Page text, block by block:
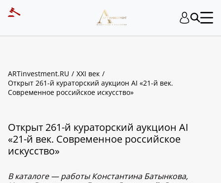
ARTinvestment.RU
XXI век
Открыт 261-й кураторский аукцион AI «21-й век.
Современное российское искусство»
Открыт 261-й кураторский аукцион AI
«21-й век. Современное российское
искусство»
В каталоге — работы Константина Батынкова,